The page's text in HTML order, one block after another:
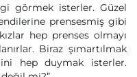
görmek isterler. Güzel
prensesmiş gibi
hep prenses olmayı
Biraz şımartılmak
hep duymak isterler.